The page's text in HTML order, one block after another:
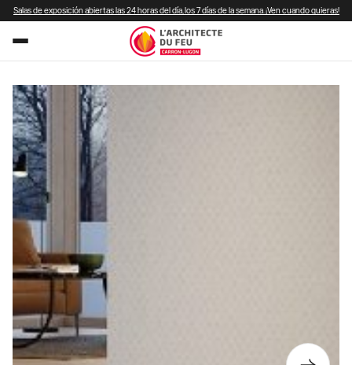
Salas de exposición abiertas las 24 horas del día, los 7 días de la semana. ¡Ven cuando quieras!